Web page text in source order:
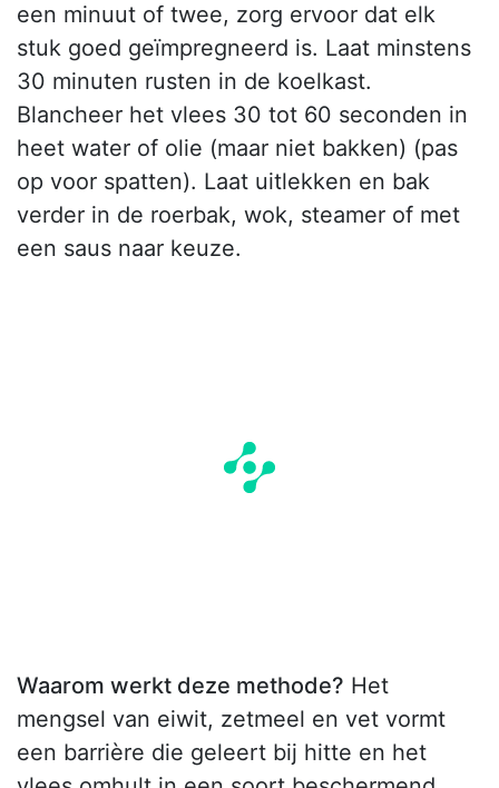
een minuut of twee, zorg ervoor dat elk
stuk goed geïmpregneerd is. Laat minstens
30 minuten rusten in de koelkast.
Blancheer het vlees 30 tot 60 seconden in
heet water of olie (maar niet bakken) (pas
op voor spatten). Laat uitlekken en bak
verder in de roerbak, wok, steamer of met
een saus naar keuze.
Waarom werkt deze methode? Het
mengsel van eiwit, zetmeel en vet vormt
een barrière die geleert bij hitte en het